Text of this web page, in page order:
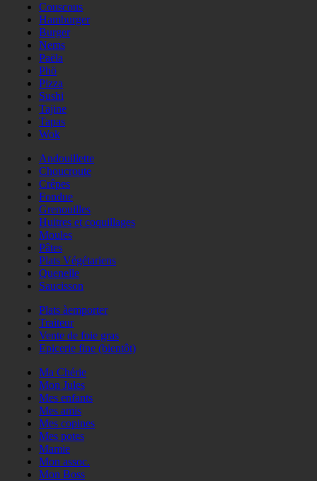
Couscous
Hamburger
Burger
Nems
Paëla
Phö
Pizza
Sushi
Tajine
Tapas
Wok
Andouillette
Choucroute
Crêpes
Fondue
Grenouilles
Huitres et coquillages
Moules
Pâtes
Plats Végétariens
Quenelle
Saucisson
Plats àemporter
Traiteur
Vente de foie gras
Epicerie fine (bientôt)
Ma Chérie
Mon Jules
Mes enfants
Mes amis
Mes copines
Mes potes
Mamie
Mon assoc.
Mon Boss